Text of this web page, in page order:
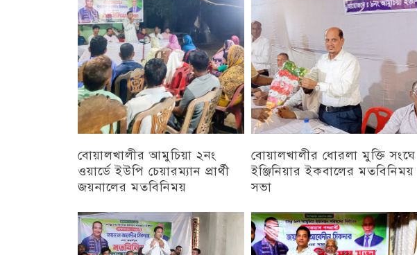
চট্টগ্রাম
বোয়ালখালীর আমুচিয়া ২নং
ওয়ার্ডে ইউপি চেয়ারম্যান প্রার্থী
জয়নালের মতবিনিময়
চট্টগ্রাম
বোয়ালখালীর ধোরলা মুক্তি সংঘে
ইঞ্জিনিয়ার ইকবালের মতবিনিময়
সভা
চট্টগ্রাম